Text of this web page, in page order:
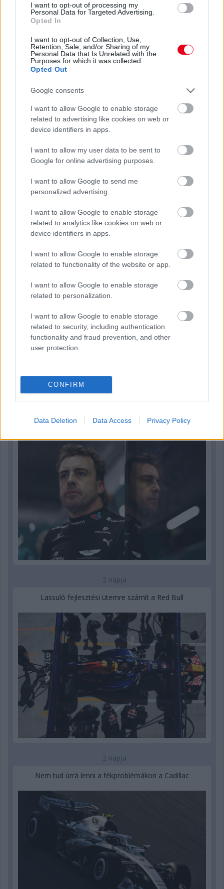
I want to opt-out of processing my
Personal Data for Targeted Advertising.
Opted In
I want to opt-out of Collection, Use,
Retention, Sale, and/or Sharing of my
Personal Data that Is Unrelated with the
Purposes for which it was collected.
Opted Out
Google consents
I want to allow Google to enable storage
related to advertising like cookies on web or
device identifiers in apps.
I want to allow my user data to be sent to
Google for online advertising purposes.
I want to allow Google to send me
personalized advertising.
I want to allow Google to enable storage
related to analytics like cookies on web or
device identifiers in apps.
I want to allow Google to enable storage
related to functionality of the website or app.
I want to allow Google to enable storage
related to personalization.
I want to allow Google to enable storage
related to security, including authentication
functionality and fraud prevention, and other
user protection.
CONFIRM
Data Deletion Data Access Privacy Policy
1 napja
Ilyen lehet a jövő F1-es szabályrendszere Domenicali
szerint
1 napja
1 napja
Martinnál
2 napja
Lassuló fejlesztési ütemre számít a Red Bull
2 napja
Nem tud úrrá lenni a fékproblémákon a Cadillac